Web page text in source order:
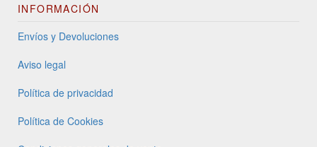
INFORMACIÓN
Envíos y Devoluciones
Aviso legal
Política de privacidad
Política de Cookies